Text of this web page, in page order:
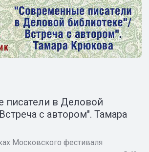
писатели в Деловой
с автором". Тамара
Московского фестиваля